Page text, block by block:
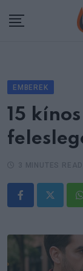
EMBEREK
15